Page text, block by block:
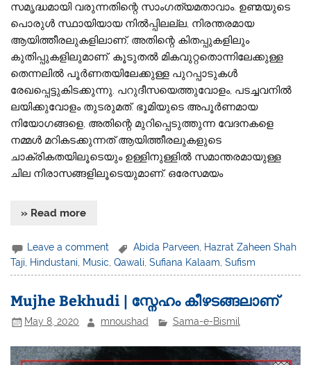
സമൃദ്ധമായി വരുന്നതിന്റെ സാംഗത്യമതാവാം. ഉണ്മയുടെ
പൊരുൾ സ്ഥായിയായ നിൽപ്പിലല്ല, നിരന്തരമായ
ആയിത്തീരലുകളിലാണ്, അതിന്റെ കിതപ്പുകളിലും
കുതിപ്പുകളിലുമാണ്. കൂടുതൽ മികവുറ്റതൊന്നിലേക്കുള്ള
തെന്നലിൽ പൂർണതയിലേക്കുള്ള പുറപ്പാടുകൾ
രേഖപ്പെട്ടുകിടക്കുന്നു. പറുദീസയെത്തുവോളം, പടച്ചവനിൽ
ലയിക്കുവോളം തുടരുമത്. ഭൂമിയുടെ അപൂർണമായ
നിയോഗങ്ങളെ, അതിന്റെ മുറിപ്പെടുത്തുന്ന വേദനകളെ
നമ്മൾ മറികടക്കുന്നത് ആയിത്തീരലുകളുടെ
ചാക്രികതയിലൂടെയും ഉള്ളിനുള്ളിൽ സമാന്തരമായുള്ള
ചില നിരാസങ്ങളിലൂടെയുമാണ്. ഒരേസമയം
» Read more
Leave a comment Abida Parveen, Hazrat Zaheen Shah
Taji
Hindustani Music ,Qawali ,Sufiana Kalaam ,Sufism
Mujhe Bekhudi | സ്നേഹം കീഴടങ്ങലാണ്
May 8, 2020 mnoushad Sama-e-Bismil